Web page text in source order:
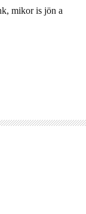
mikor is jön a